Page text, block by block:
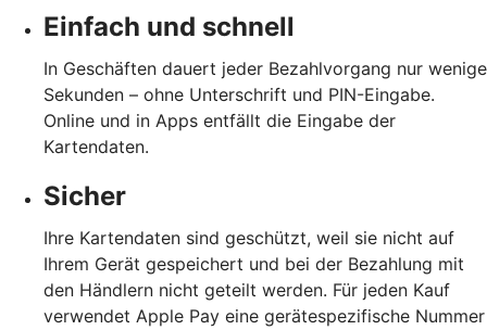
Einfach und schnell
In Geschäften dauert jeder Bezahlvorgang nur wenige
Sekunden – ohne Unterschrift und PIN-Eingabe.
Online und in Apps entfällt die Eingabe der
Kartendaten.
Sicher
Ihre Kartendaten sind geschützt, weil sie nicht auf
Ihrem Gerät gespeichert und bei der Bezahlung mit
den Händlern nicht geteilt werden. Für jeden Kauf
verwendet Apple Pay eine gerätespezifische Nummer